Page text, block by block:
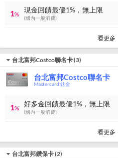
1%
現金回饋最優1%，無上限
(國內一般消費)
看更多
台北富邦Costco聯名卡(3)
台北富邦Costco聯名卡
Mastercard 鈦金
1%
好多金回饋最優1%，無上限
(國內一般消費)
看更多
台北富邦鑽保卡(2)